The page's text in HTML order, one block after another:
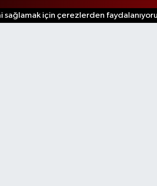
sağlamak için çerezlerden